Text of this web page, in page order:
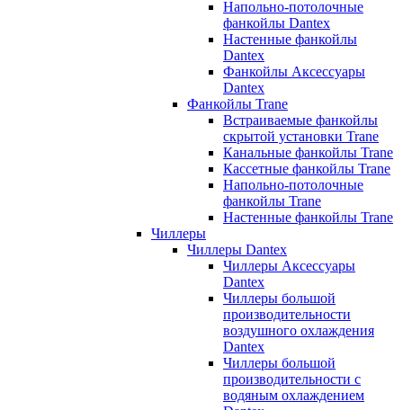
Напольно-потолочные
фанкойлы Dantex
Настенные фанкойлы
Dantex
Фанкойлы Аксессуары
Dantex
Фанкойлы Trane
Встраиваемые фанкойлы
скрытой установки Trane
Канальные фанкойлы Trane
Кассетные фанкойлы Trane
Напольно-потолочные
фанкойлы Trane
Настенные фанкойлы Trane
Чиллеры
Чиллеры Dantex
Чиллеры Аксессуары
Dantex
Чиллеры большой
производительности
воздушного охлаждения
Dantex
Чиллеры большой
производительности с
водяным охлаждением